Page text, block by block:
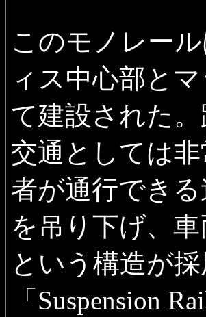
このモノレー
ィス中心部と
て建設された
交通としては
者が通行でき
を吊り下げ、
という構造が
「Suspension